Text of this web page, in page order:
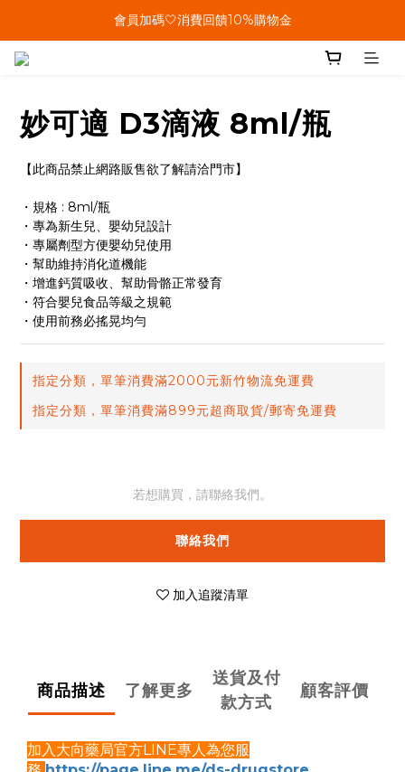
單筆結帳金額滿899🤍超取/郵寄免運費
會員加碼🤍消費回饋10%購物金
妙可適 D3滴液 8ml/瓶
【此商品禁止網路販售欲了解請洽門市】
・規格 : 8ml/瓶
・專為新生兒、嬰幼兒設計
・專屬劑型方便嬰幼兒使用
・幫助維持消化道機能
・增進鈣質吸收、幫助骨骼正常發育
・符合嬰兒食品等級之規範
・使用前務必搖晃均勻
指定分類，單筆消費滿2000元新竹物流免運費
指定分類，單筆消費滿899元超商取貨/郵寄免運費
若想購買，請聯絡我們。
聯絡我們
加入追蹤清單
商品描述 了解更多
送貨及付
款方式
顧客評價
加入大向藥局官方LINE專人為您服